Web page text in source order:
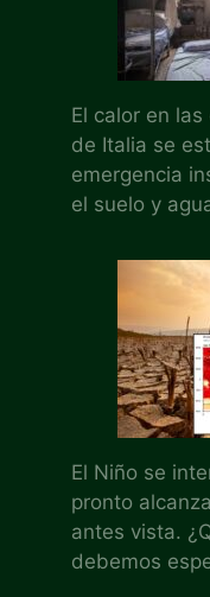
El calor en
de Italia se
emergencia
el suelo y
El Niño se
pronto
antes vista.
debemos